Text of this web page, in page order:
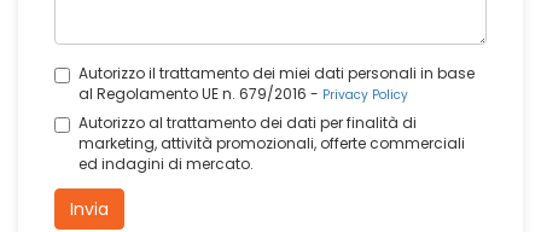
Autorizzo il trattamento dei miei dati personali in base
al Regolamento UE n. 679/2016 - Privacy Policy
Autorizzo al trattamento dei dati per finalità di
marketing, attività promozionali, offerte commerciali
ed indagini di mercato.
Invia